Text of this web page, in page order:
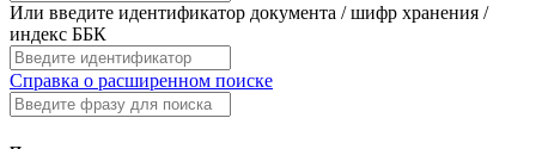
Или введите идентификатор документа / шифр хранения /
индекс ББК
Справка о расширенном поиске